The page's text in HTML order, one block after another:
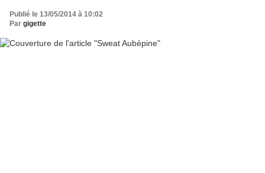
Publié le 13/05/2014 à 10:02
Par gigette